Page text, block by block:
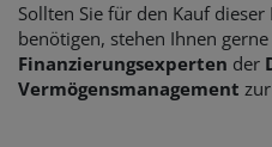
Sollten Sie für den Kauf
benötigen, stehen Ihnen
Finanzierungsexperten der
Vermögensmanagement